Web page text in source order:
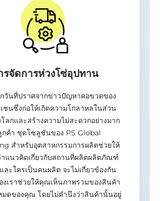
รจัดการห่วงโซ่อุปทาน
วันที่ปราศจากข่าวปัญหาคอขวดของ
ชนซึ่งก่อให้เกิดความโกลาหลในส่วน
ลกและสร้างความไม่สะดวกอย่างมาก
กค้า ชุดโซลูชันของ PS Global
สำหรับอุตสาหกรรมการผลิตช่วยให้
าแนวคิดเกี่ยวกับสถานที่ผลิตผลิตภัณฑ์
ะใครเป็นคนผลิต จะไม่เกี่ยวข้องกัน
เราช่วยให้คุณเห็นภาพรวมของสินค้า
มดของคุณ โดยไม่คำนึงว่าสินค้านั้นอยู่